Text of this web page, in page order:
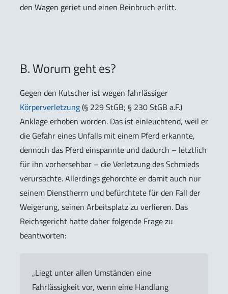
den Wagen geriet und einen Beinbruch erlitt.
B. Worum geht es?
Gegen den Kutscher ist wegen fahrlässiger
Körperverletzung(§ 229 StGB; § 230 StGB a.F.)
Anklage erhoben worden. Das ist einleuchtend, weil er
die Gefahr eines Unfalls mit einem Pferd erkannte,
dennoch das Pferd einspannte und dadurch – letztlich
für ihn vorhersehbar – die Verletzung des Schmieds
verursachte. Allerdings gehorchte er damit auch nur
seinem Dienstherrn und befürchtete für den Fall der
Weigerung, seinen Arbeitsplatz zu verlieren. Das
Reichsgericht hatte daher folgende Frage zu
beantworten:
„Liegt unter allen Umständen eine
Fahrlässigkeit vor, wenn eine Handlung